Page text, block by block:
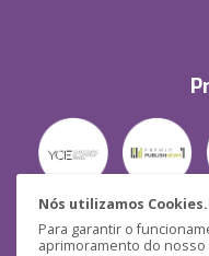
Nós utilizamos Cookies.
Para garantir o
aprimoramento do nosso